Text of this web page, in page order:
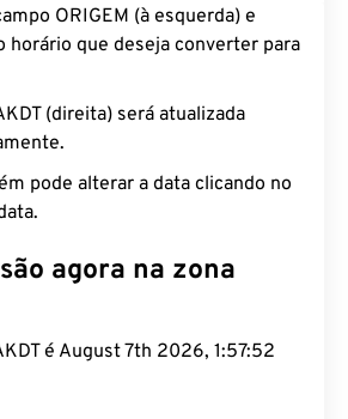
ORIGEM (à esquerda) e
horário que deseja converter para
(direita) será atualizada
pode alterar a data clicando no
agora na zona
é August 7th 2026, 1:57:53